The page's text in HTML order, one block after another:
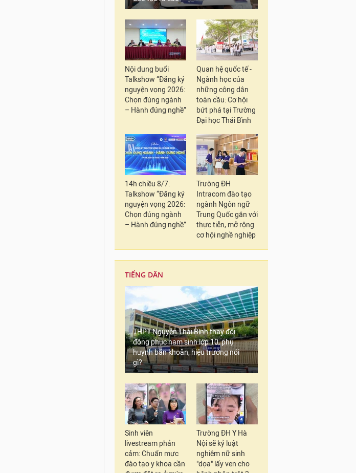
Nội dung buổi
Talkshow “Đăng ký
nguyện vọng 2026:
Chọn đúng ngành
– Hành đúng nghề”
Quan hệ quốc tế -
Ngành học của
những công dân
toàn cầu: Cơ hội
bứt phá tại Trường
Đại học Thái Bình
14h chiều 8/7:
Talkshow “Đăng ký
nguyện vọng 2026:
Chọn đúng ngành
– Hành đúng nghề”
Trường ĐH
Intracom đào tạo
ngành Ngôn ngữ
Trung Quốc gắn với
thực tiễn, mở rộng
cơ hội nghề nghiệp
TIẾNG DÂN
THPT Nguyễn Thái Bình thay đổi
đồng phục nam sinh lớp 10, phụ
huynh băn khoăn, hiệu trưởng nói
gì?
Sinh viên
livestream phản
cảm: Chuẩn mực
đào tạo y khoa cần
Trường ĐH Y Hà
Nội sẽ kỷ luật
nghiêm nữ sinh
"dọa" lấy ven cho